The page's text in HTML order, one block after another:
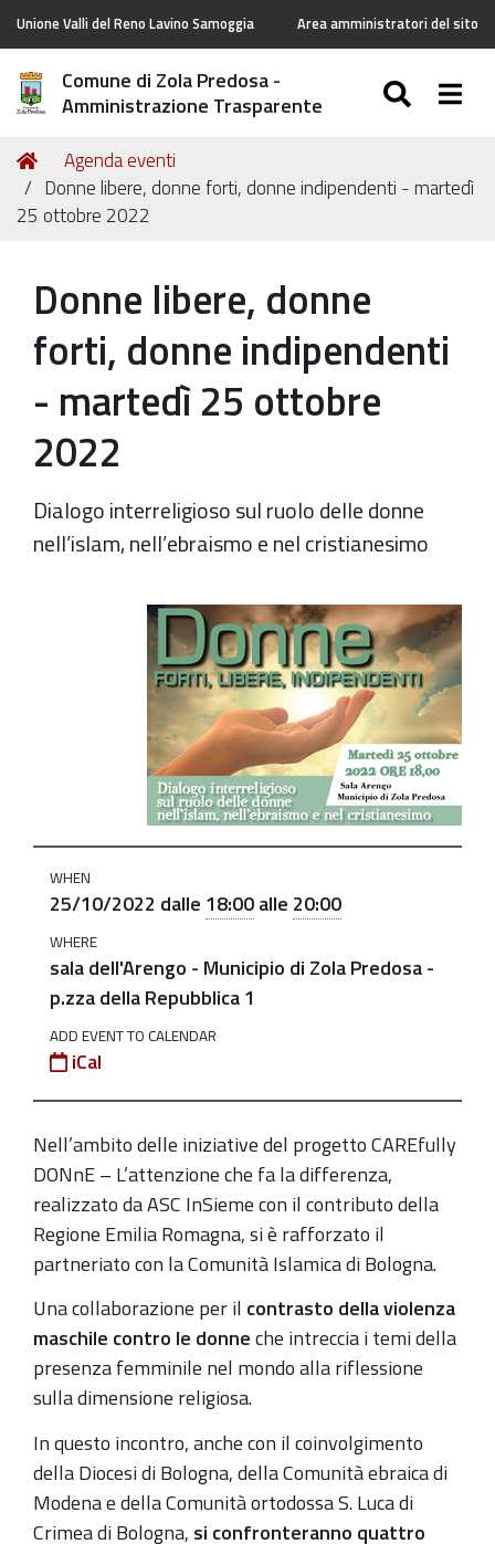
Unione Valli del Reno Lavino Samoggia Area amministratori del sito
Comune di Zola Predosa -
Amministrazione Trasparente
Tu
sei
qui:
Home
Agenda eventi
Donne libere, donne forti, donne indipendenti - martedì
25 ottobre 2022
Donne libere, donne
forti, donne indipendenti
- martedì 25 ottobre
2022
Dialogo interreligioso sul ruolo delle donne
nell’islam, nell’ebraismo e nel cristianesimo
https://old.comune.zolapredosa.bo.it/events/donne-
25
ottobre
2022
2022-
10-
25T18:00:00+02:00
2022-
10-
25T20:00:00+02:00
Dialogo
interreligioso
sul
ruolo
delle
donne
nell’ebraismo
e
nel
WHEN
25/10/2022 dalle 18:00alle 20:00
WHERE
sala dell'Arengo - Municipio di Zola Predosa -
p.zza della Repubblica 1
ADD EVENT TO CALENDAR
iCal
Nell’ambito delle iniziative del progetto CAREfully
DONnE – L’attenzione che fa la differenza,
realizzato da ASC InSieme con il contributo della
Regione Emilia Romagna, si è rafforzato il
partneriato con la Comunità Islamica di Bologna.
Una collaborazione per il contrasto della violenza
maschile contro le donneche intreccia i temi della
presenza femminile nel mondo alla riflessione
sulla dimensione religiosa.
In questo incontro, anche con il coinvolgimento
della Diocesi di Bologna, della Comunità ebraica di
Modena e della Comunità ortodossa S. Luca di
Crimea di Bologna, si confronteranno quattro